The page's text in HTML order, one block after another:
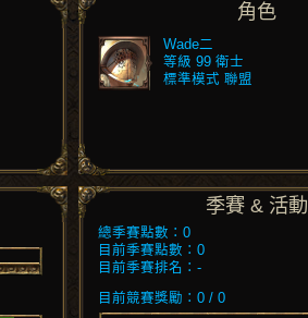
角色
Wade二
等級 99 衛士
標準模式 聯盟
季賽 & 活動
總季賽點數：0
目前季賽點數：0
目前季賽排名：-
目前競賽獎勵：0 / 0